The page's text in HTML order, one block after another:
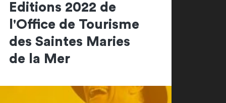
Editions 2022 de
l'Office de Tourisme
des Saintes Maries
de la Mer